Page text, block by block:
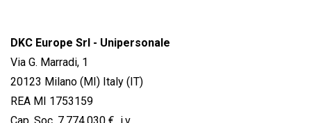
DKC Europe Srl - Unipersonale
Via G. Marradi, 1
20123 Milano (MI) Italy (IT)
REA MI 1753159